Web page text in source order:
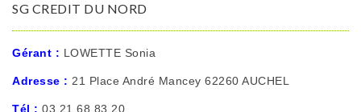
SG CREDIT DU NORD
Gérant : LOWETTE Sonia
Adresse : 21 Place André Mancey 62260 AUCHEL
Tél : 03 21 68 83 20